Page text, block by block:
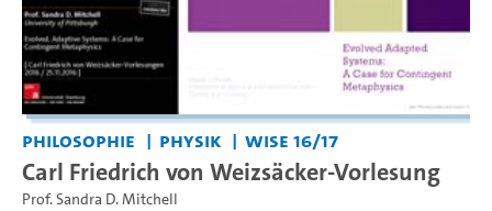
Philosophie Physik WiSe 16/17
Carl Friedrich von Weizsäcker-Vorlesung
Prof. Sandra D. Mitchell